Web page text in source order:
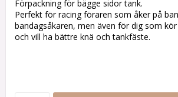
Förpackning för bägge sidor tank.
Perfekt för racing föraren som åker på
bandagsåkaren, men även för dig som
och vill ha bättre knä och tankfäste.